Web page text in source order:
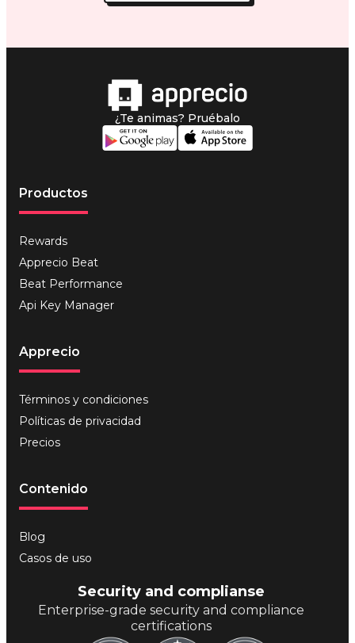
¿Te animas? Pruébalo
Productos
Rewards
Apprecio Beat
Beat Performance
Api Key Manager
Apprecio
Términos y condiciones
Políticas de privacidad
Precios
Contenido
Blog
Casos de uso
Security and complianse
Enterprise-grade security and compliance
certifications